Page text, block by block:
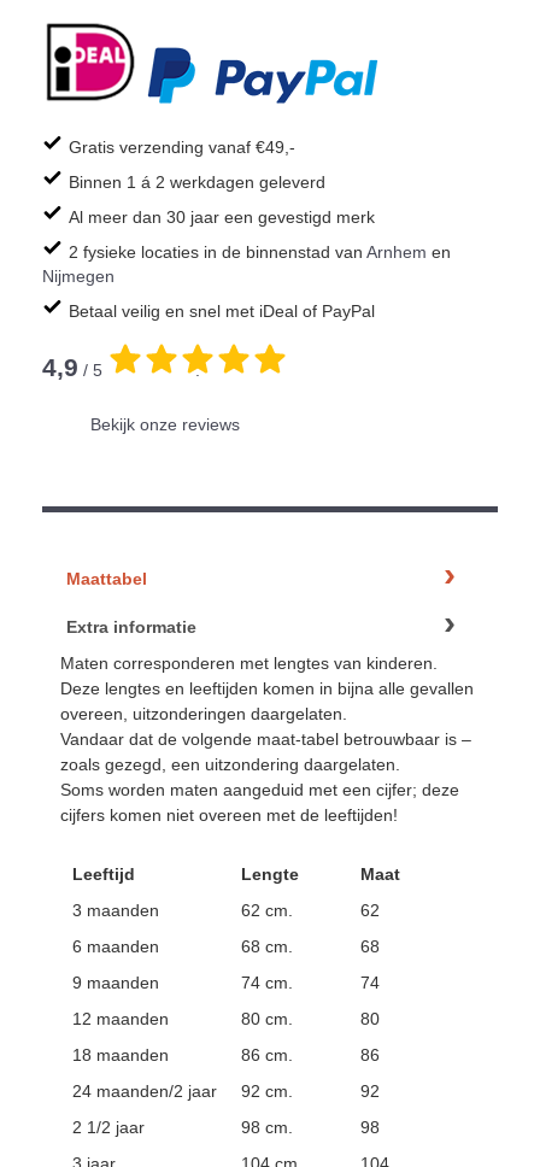
Gratis verzending vanaf €49,-
Binnen 1 á 2 werkdagen geleverd
Al meer dan 30 jaar een gevestigd merk
2 fysieke locaties in de binnenstad van Arnhem en
Nijmegen
Betaal veilig en snel met iDeal of PayPal
4,9 / 5 .
Bekijk onze reviews
Maattabel
Extra informatie
Maten corresponderen met lengtes van kinderen.
Deze lengtes en leeftijden komen in bijna alle gevallen
overeen, uitzonderingen daargelaten.
Vandaar dat de volgende maat-tabel betrouwbaar is –
zoals gezegd, een uitzondering daargelaten.
Soms worden maten aangeduid met een cijfer; deze
cijfers komen niet overeen met de leeftijden!
Leeftijd Lengte
Maat
3 maanden
62 cm.
62
6 maanden
68 cm.
68
9 maanden
74 cm.
74
12 maanden
80 cm.
80
18 maanden
86 cm.
86
24 maanden/2 jaar
92 cm.
92
2 1/2 jaar
98 cm.
98
3 jaar
104 cm. 104